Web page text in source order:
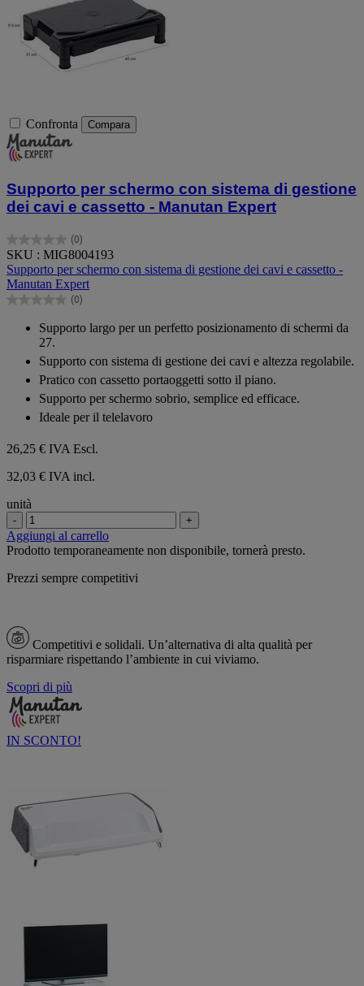
Confronta Compara
Supporto per schermo con sistema di gestione
dei cavi e cassetto - Manutan Expert
(0)
0.0
su
5
stelle.
SKU : MIG8004193
Supporto per schermo con sistema di gestione dei cavi e cassetto -
Manutan Expert
(0)
0.0
Supporto largo per un perfetto posizionamento di schermi da
27.
Supporto con sistema di gestione dei cavi e altezza regolabile.
Pratico con cassetto portaoggetti sotto il piano.
Supporto per schermo sobrio, semplice ed efficace.
Ideale per il telelavoro
26,25 € IVA Escl.
32,03 € IVA incl.
unità
- +
Aggiungi al carrello
Prodotto temporaneamente non disponibile, tornerà presto.
Prezzi sempre competitivi
Competitivi e solidali. Un’alternativa di alta qualità per
risparmiare rispettando l’ambiente in cui viviamo.
Scopri di più
IN SCONTO!